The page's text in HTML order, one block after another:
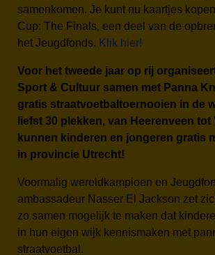
samenkomen. Je kunt nu kaartjes
Cup: The Finals, een deel van de
het Jeugdfonds. Klik hier!
Voor het tweede jaar op rij
Sport & Cultuur samen met Panna
gratis straatvoetbaltoernooien in de
liefst 30 plekken, van Heerenveen
kunnen kinderen en jongeren gratis
in provincie Utrecht!
Voormalig wereldkampioen en
ambassadeur Nasser El Jackson zet
zo samen mogelijk te maken dat
in hun eigen wijk kennismaken met
straatvoetbal.